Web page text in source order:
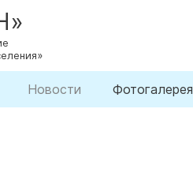
Новости Фотогалерея